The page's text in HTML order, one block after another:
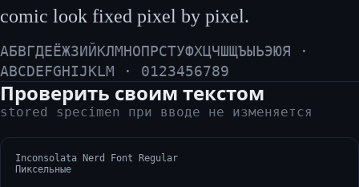
comic look fixed pixel by pixel.
АБВГДЕЁЖЗИЙКЛМНОПРСТУФХЦЧШЩЪЫЬЭЮЯ ·
ABCDEFGHIJKLM · 0123456789
Проверить своим текстом
stored specimen при вводе не изменяется
Inconsolata Nerd Font Regular
Пиксельные